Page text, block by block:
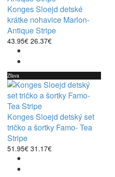
Konges Sloejd detské
krátke nohavice Marlon-
Antique Stripe
43.95€ 26.37€
Zľava
Konges Sloejd detský set
tričko a šortky Famo- Tea
Stripe
51.95€ 31.17€